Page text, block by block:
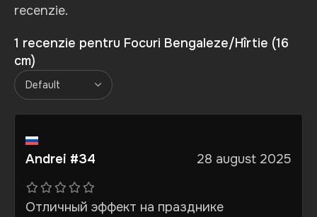
1 recenzie pentru Focuri Bengaleze/Hîrtie (16
cm)
Andrei #34 28 august 2025
Отличный эффект на празднике
recenzie.